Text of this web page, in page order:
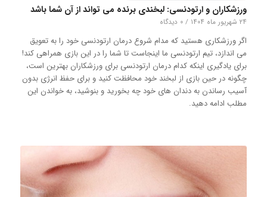
ورزشکاران و ارتودنسی: لبخندی برنده می تواند از آن شما باشد
۲۴ شهریور ماه ۱۴۰۴ / ۰ دیدگاه
اگر ورزشکاری هستید که مدام شروع درمان ارتودنسی خود را به تعویق
می اندازد، تیم ارتودنسی ما اینجاست تا شما را در این بازی همراهی کند!
برای یادگیری اینکه کدام درمان ارتودنسی برای ورزشکاران بهترین است،
چگونه در حین بازی از لبخند خود محافظت کنید و برای حفظ انرژی بدون
آسیب رساندن به دندان های خود چه بخورید و بنوشید، به خواندن این
مطلب ادامه دهید.